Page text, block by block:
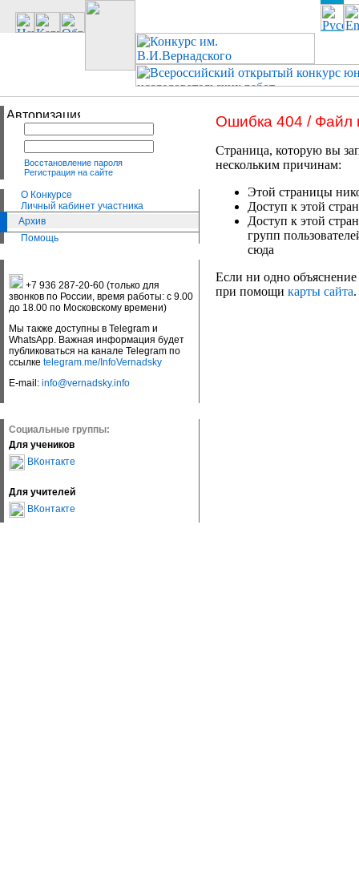
Восстановление пароля
Регистрация на сайте
О Конкурсе
Личный кабинет участника
Архив
Помощь
+7 936 287-20-60 (только для
звонков по России, время работы: с 9.00
до 18.00 по Московскому времени)
Мы также доступны в Telegram и
WhatsApp. Важная информация будет
публиковаться на канале Telegram по
ссылке telegram.me/InfoVernadsky
E-mail: info@vernadsky.info
Социальные группы:
Для учеников
ВКонтакте
Для учителей
ВКонтакте
Ошибка 404 / Файл
Страница, которую вы
нескольким причинам:
Этой страницы
Доступ к этой
Доступ к этой
групп
сюда
Если ни одно объяснение
при помощи карты сайта.